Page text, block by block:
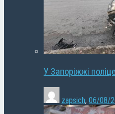
У Запоріжжі
zapsich, 06/08/